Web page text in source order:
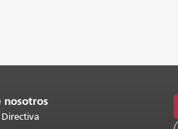
nosotros